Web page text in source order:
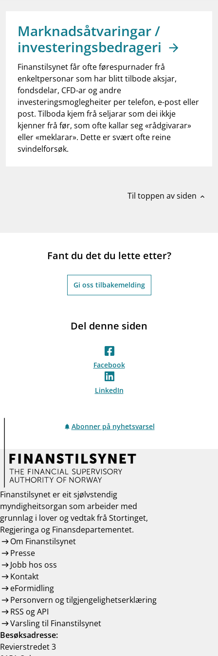
dashboardInformasjon for investorer
notifications_noneAbonner på nyhetsvarsel
Marknadsåtvaringar /
investeringsbedrageri
Finanstilsynet får ofte førespurnader frå
enkeltpersonar som har blitt tilbode aksjar,
fondsdelar, CFD-ar og andre
investeringsmoglegheiter per telefon, e-post eller
post. Tilboda kjem frå seljarar som dei ikkje
kjenner frå før, som ofte kallar seg «rådgivarar»
eller «meklarar». Dette er svært ofte reine
svindelforsøk.
Til toppen av siden expand_less
Fant du det du lette etter?
Gi oss tilbakemelding
Del denne siden
Facebook
LinkedIn
Abonner på nyhetsvarsel
Finanstilsynet er eit sjølvstendig
myndigheitsorgan som arbeider med
grunnlag i lover og vedtak frå Stortinget,
Regjeringa og Finansdepartementet.
Om Finanstilsynet
Presse
Jobb hos oss
Kontakt
eFormidling
Personvern og tilgjengelighetserklæring
RSS og API
Varsling til Finanstilsynet
Besøksadresse:
Revierstredet 3